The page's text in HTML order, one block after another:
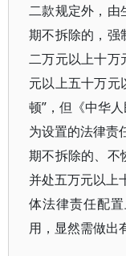
二款规定外，由
期不拆除的，强
二万元以上十万
元以上五十万元
顿”，但《中华
为设置的法律责
期不拆除的、不
并处五万元以上
体法律责任配
用，显然需做出